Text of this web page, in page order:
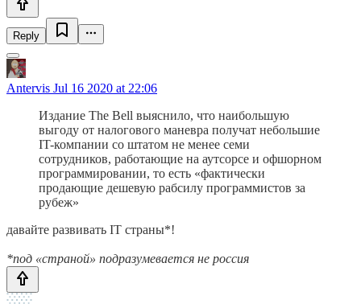
Reply
Antervis Jul 16 2020 at 22:06
Издание The Bell выяснило, что наибольшую
выгоду от налогового маневра получат небольшие
IT-компании со штатом не менее семи
сотрудников, работающие на аутсорсе и офшорном
программировании, то есть «фактически
продающие дешевую рабсилу программистов за
рубеж»
давайте развивать IT страны*!
*под «страной» подразумевается не россия